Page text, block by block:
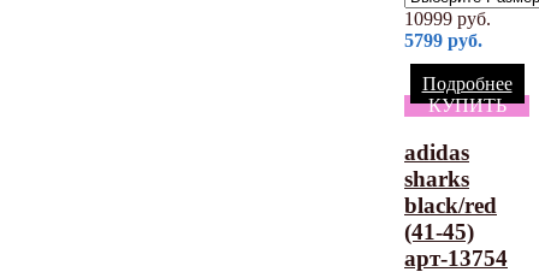
10999 руб.
5799 руб.
Подробнее
КУПИТЬ
adidas
sharks
black/red
(41-45)
арт-13754